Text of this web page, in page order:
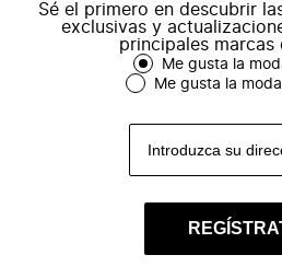
Sé el primero en descubrir
exclusivas y
principales marcas
Me gusta la
Me gusta la